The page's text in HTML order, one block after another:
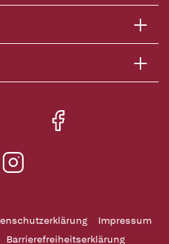
Impressum
Barrierefreiheitserklärung